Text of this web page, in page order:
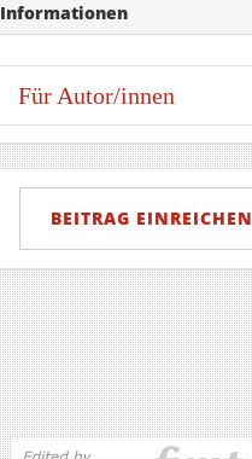
Informationen
Für Autor/innen
einreichen
BEITRAG EINREICHEN